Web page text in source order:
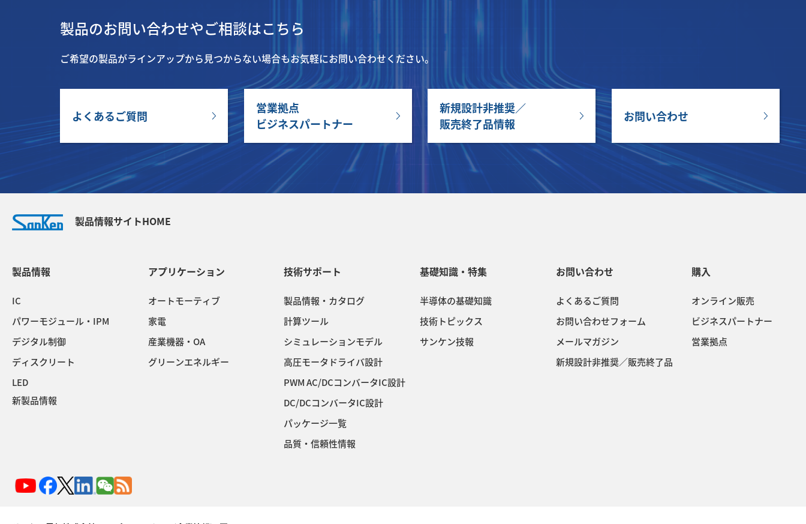
製品のお問い合わせやご相談はこちら
ご希望の製品がラインアップから見つからない場合もお気軽にお問い合わせください。
よくあるご質問
営業拠点
ビジネスパートナー
新規設計非推奨／
販売終了品情報
お問い合わせ
製品情報サイトHOME
製品情報
IC
パワーモジュール・IPM
デジタル制御
ディスクリート
LED
新製品情報
アプリケーション
オートモーティブ
家電
産業機器・OA
グリーンエネルギー
技術サポート
製品情報・カタログ
計算ツール
シミュレーションモデル
高圧モータドライバ設計
PWM AC/DCコンバータIC設計
DC/DCコンバータIC設計
パッケージ一覧
品質・信頼性情報
基礎知識・特集
半導体の基礎知識
技術トピックス
サンケン技報
お問い合わせ
よくあるご質問
お問い合わせフォーム
メールマガジン
新規設計非推奨／販売終了品
購入
オンライン販売
ビジネスパートナー
営業拠点